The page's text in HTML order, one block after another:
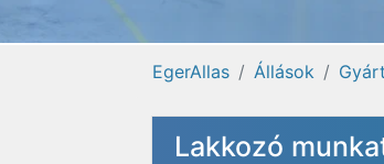
EgerAllas Állások
Lakkozó